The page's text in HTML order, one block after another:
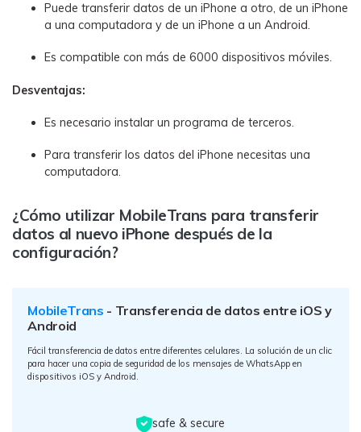
Puede transferir datos de un iPhone a otro, de un iPhone
a una computadora y de un iPhone a un Android.
Es compatible con más de 6000 dispositivos móviles.
Desventajas:
Es necesario instalar un programa de terceros.
Para transferir los datos del iPhone necesitas una
computadora.
¿Cómo utilizar MobileTrans para transferir
datos al nuevo iPhone después de la
configuración?
MobileTrans - Transferencia de datos entre iOS y
Android
Fácil transferencia de datos entre diferentes celulares. La solución de un clic
para hacer una copia de seguridad de los mensajes de WhatsApp en
dispositivos iOS y Android.
safe & secure